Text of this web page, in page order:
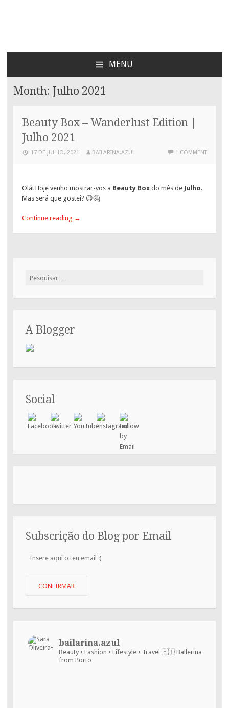
Bailarina Azul
MENU
CONTENT
Month: Julho 2021
Beauty Box – Wanderlust Edition |
Julho 2021
17 DE JULHO, 2021 BAILARINA.AZUL 1 COMMENT
Olá! Hoje venho mostrar-vos a Beauty Box do mês de Julho.
Mas será que gostei? 😉🤔
Continue reading →
Pesquisar
A Blogger
Social
Subscrição do Blog por Email
Insere
CONFIRMAR
bailarina.azul
Beauty • Fashion • Lifestyle • Travel 🇵🇹 Ballerina
from Porto